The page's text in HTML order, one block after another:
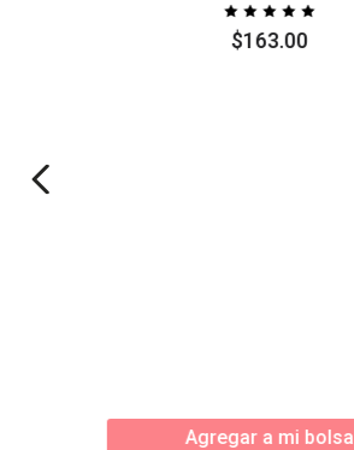
$163.00
Agregar a mi bolsa